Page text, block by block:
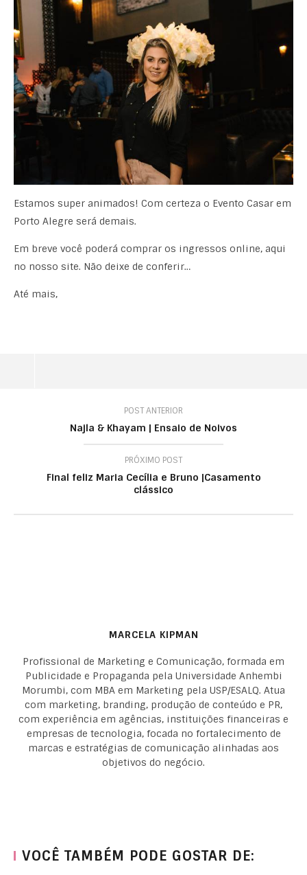
Estamos super animados! Com certeza o Evento Casar em
Porto Alegre será demais.
Em breve você poderá comprar os ingressos online, aqui
no nosso site. Não deixe de conferir…
Até mais,
POST ANTERIOR
Najla & Khayam | Ensaio de Noivos
PRÓXIMO POST
Final feliz Maria Cecília e Bruno |Casamento
clássico
MARCELA KIPMAN
Profissional de Marketing e Comunicação, formada em
Publicidade e Propaganda pela Universidade Anhembi
Morumbi, com MBA em Marketing pela USP/ESALQ. Atua
com marketing, branding, produção de conteúdo e PR,
com experiência em agências, instituições financeiras e
empresas de tecnologia, focada no fortalecimento de
marcas e estratégias de comunicação alinhadas aos
objetivos do negócio.
VOCÊ TAMBÉM PODE GOSTAR DE: